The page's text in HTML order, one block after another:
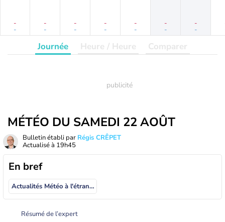
-
-
-
-
-
-
-
-
-
-
-
-
-
-
Journée Heure / Heure Comparer
MÉTÉO DU SAMEDI 22 AOÛT
Bulletin établi par Régis CRÊPET
Actualisé à 19h45
En bref
Actualités Météo à l'étranger
Résumé de l’expert